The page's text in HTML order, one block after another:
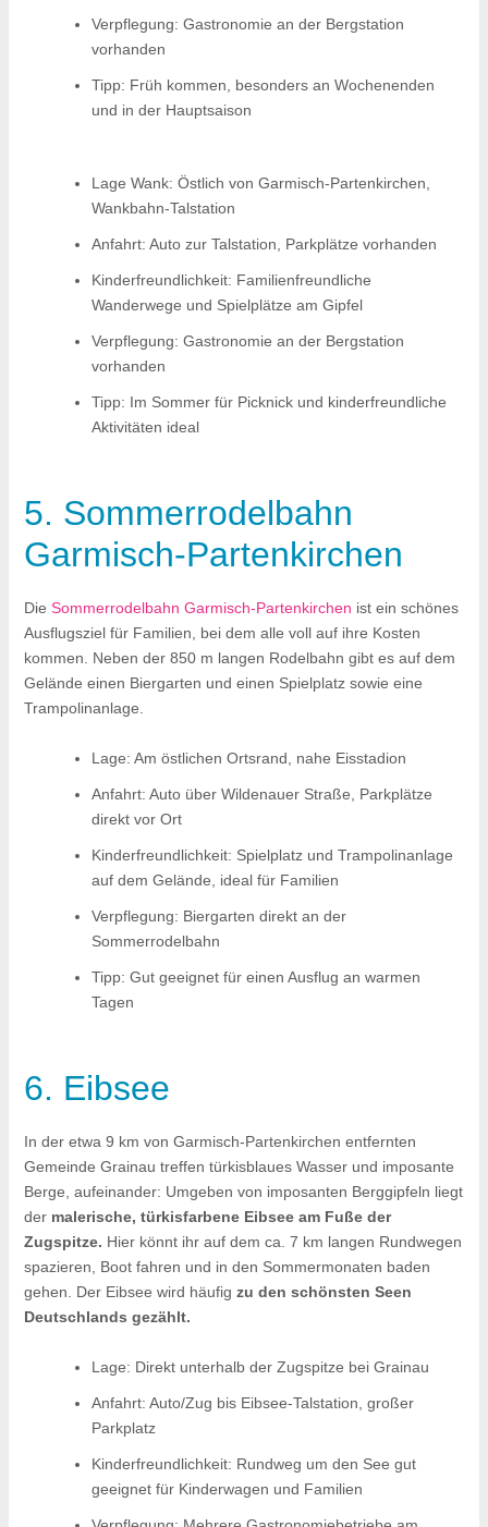
Verpflegung: Gastronomie an der Bergstation
vorhanden
Tipp: Früh kommen, besonders an Wochenenden
und in der Hauptsaison
Lage Wank: Östlich von Garmisch-Partenkirchen,
Wankbahn-Talstation
Anfahrt: Auto zur Talstation, Parkplätze vorhanden
Kinderfreundlichkeit: Familienfreundliche
Wanderwege und Spielplätze am Gipfel
Verpflegung: Gastronomie an der Bergstation
vorhanden
Tipp: Im Sommer für Picknick und kinderfreundliche
Aktivitäten ideal
5. Sommerrodelbahn
Garmisch-Partenkirchen
Die Sommerrodelbahn Garmisch-Partenkirchen ist ein schönes
Ausflugsziel für Familien, bei dem alle voll auf ihre Kosten
kommen. Neben der 850 m langen Rodelbahn gibt es auf dem
Gelände einen Biergarten und einen Spielplatz sowie eine
Trampolinanlage.
Lage: Am östlichen Ortsrand, nahe Eisstadion
Anfahrt: Auto über Wildenauer Straße, Parkplätze
direkt vor Ort
Kinderfreundlichkeit: Spielplatz und Trampolinanlage
auf dem Gelände, ideal für Familien
Verpflegung: Biergarten direkt an der
Sommerrodelbahn
Tipp: Gut geeignet für einen Ausflug an warmen
Tagen
6. Eibsee
In der etwa 9 km von Garmisch-Partenkirchen entfernten
Gemeinde Grainau treffen türkisblaues Wasser und imposante
Berge, aufeinander: Umgeben von imposanten Berggipfeln liegt
dermalerische, türkisfarbene Eibsee am Fuße der
Zugspitze. Hier könnt ihr auf dem ca. 7 km langen Rundwegen
spazieren, Boot fahren und in den Sommermonaten baden
gehen. Der Eibsee wird häufig zu den schönsten Seen
Deutschlands gezählt.
Lage: Direkt unterhalb der Zugspitze bei Grainau
Anfahrt: Auto/Zug bis Eibsee-Talstation, großer
Parkplatz
Kinderfreundlichkeit: Rundweg um den See gut
geeignet für Kinderwagen und Familien